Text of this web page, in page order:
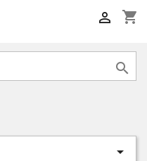
shopping_cart


